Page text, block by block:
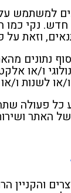
למשתמש
חדש. נקי
וזאת על
נתונים
ו/או
לשנות ו/
פעולה
האתר